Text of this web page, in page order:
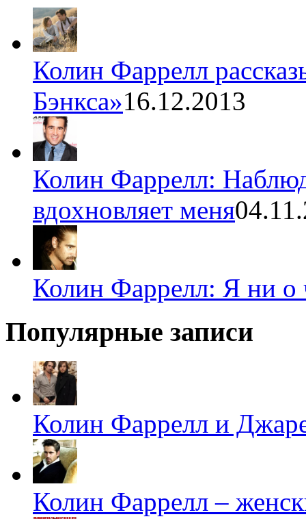
Колин Фаррелл
Бэнкса»16.12.2013
Колин Фаррелл:
вдохновляет меня
Колин Фаррелл: Я ни о
Популярные записи
Колин Фаррелл и
Колин Фаррелл –